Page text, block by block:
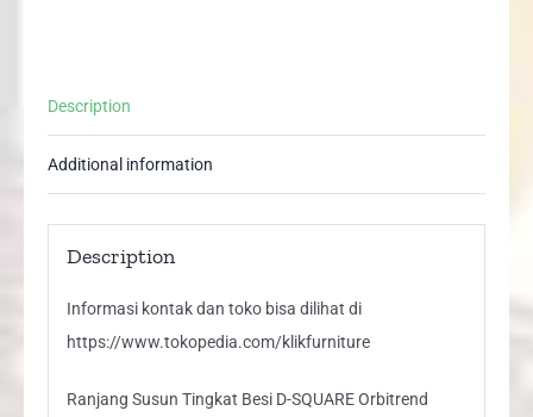
Description
Additional information
Description
Informasi kontak dan toko bisa dilihat di
https://www.tokopedia.com/klikfurniture
Ranjang Susun Tingkat Besi D-SQUARE Orbitrend